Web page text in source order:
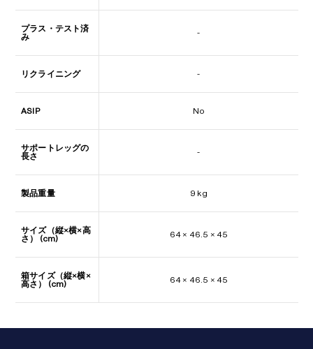
プラス・テスト済
み
-
リクライニング -
ASIP No
サポートレッグの
長さ
-
製品重量 9 kg
サイズ（縦×横×高
さ） (cm)
64 × 46.5 × 45
箱サイズ（縦×横×
高さ） (cm)
64 × 46.5 × 45